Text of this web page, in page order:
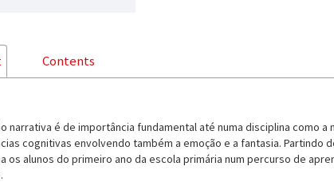
Contents
narrativa é de importância fundamental até numa disciplina como
cognitivas envolvendo também a emoção e a fantasia. Partindo
os alunos do primeiro ano da escola primária num percurso de